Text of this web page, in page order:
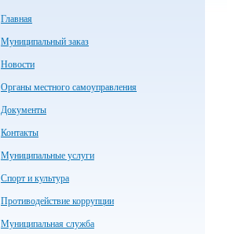
Главная
Муниципальный заказ
Новости
Органы местного самоуправления
Документы
Контакты
Муниципальные услуги
Спорт и культура
Противодействие коррупции
Муниципальная служба